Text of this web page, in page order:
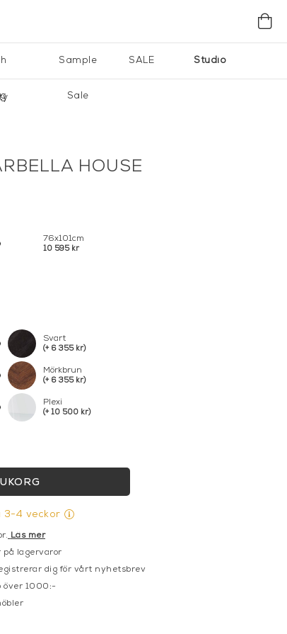
Studio
Sample
Sale
SALE
HOUSE
76x101cm
10 595 kr
Svart
(+ 6 355 kr)
Mörkbrun
(+ 6 355 kr)
Plexi
(+ 10 500 kr)
3-4 veckor
Läs mer
på lagervaror
dig för vårt nyhetsbrev
över 1000:-